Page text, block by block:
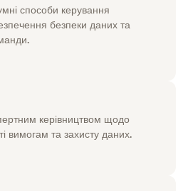
способи керування
безпеки даних та
керівництвом щодо
вимогам та захисту даних.